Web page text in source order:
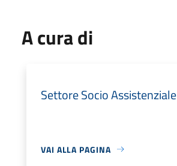
A cura di
Settore Socio Assistenziale
VAI ALLA PAGINA